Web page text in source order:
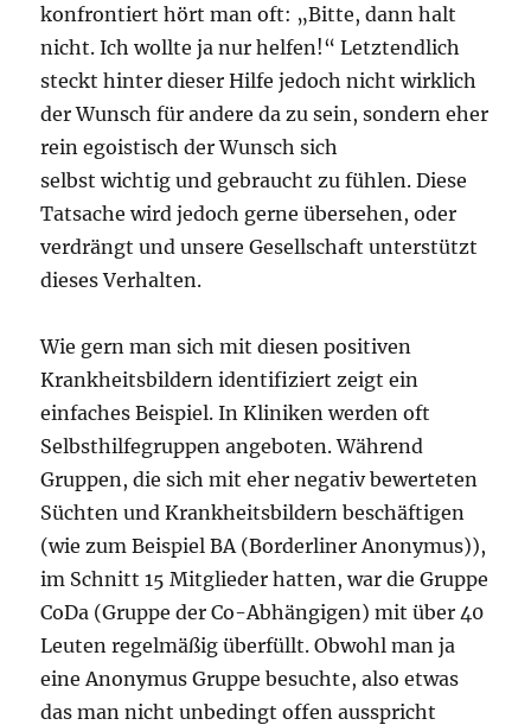
konfrontiert hört man oft: „Bitte, dann halt
nicht. Ich wollte ja nur helfen!“ Letztendlich
steckt hinter dieser Hilfe jedoch nicht wirklich
der Wunsch für andere da zu sein, sondern eher
rein egoistisch der Wunsch sich
selbst wichtig und gebraucht zu fühlen. Diese
Tatsache wird jedoch gerne übersehen, oder
verdrängt und unsere Gesellschaft unterstützt
dieses Verhalten.
Wie gern man sich mit diesen positiven
Krankheitsbildern identifiziert zeigt ein
einfaches Beispiel. In Kliniken werden oft
Selbsthilfegruppen angeboten. Während
Gruppen, die sich mit eher negativ bewerteten
Süchten und Krankheitsbildern beschäftigen
(wie zum Beispiel BA (Borderliner Anonymus)),
im Schnitt 15 Mitglieder hatten, war die Gruppe
CoDa (Gruppe der Co-Abhängigen) mit über 40
Leuten regelmäßig überfüllt. Obwohl man ja
eine Anonymus Gruppe besuchte, also etwas
das man nicht unbedingt offen ausspricht